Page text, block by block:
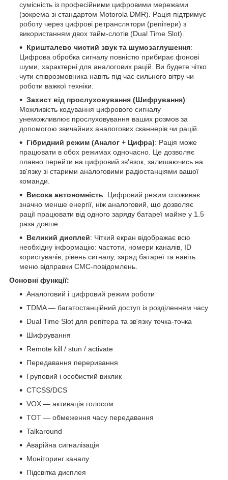
сумісність із професійними цифровими мережами
(зокрема зі стандартом Motorola DMR). Рація підтримує
роботу через цифрові ретранслятори (репітери) з
використанням двох тайм-слотів (Dual Time Slot).
Кришталево чистий звук та шумозаглушення:
Цифрова обробка сигналу повністю прибирає фонові
шуми, характерні для аналогових рацій. Ви будете чітко
чути співрозмовника навіть під час сильного вітру чи
роботи важкої техніки.
Захист від прослуховування (Шифрування):
Можливість кодування цифрового сигналу
унеможливлює прослуховування ваших розмов за
допомогою звичайних аналогових сканнерів чи рацій.
Гібридний режим (Аналог + Цифра): Рація може
працювати в обох режимах одночасно. Це дозволяє
плавно перейти на цифровий зв'язок, залишаючись на
зв'язку зі старими аналоговими радіостанціями вашої
команди.
Висока автономність: Цифровий режим споживає
значно менше енергії, ніж аналоговий, що дозволяє
рації працювати від одного заряду батареї майже у 1.5
раза довше.
Великий дисплей: Чіткий екран відображає всю
необхідну інформацію: частоти, номери каналів, ID
користувачів, рівень сигналу, заряд батареї та навіть
меню відправки СМС-повідомлень.
Основні функції:
Аналоговий і цифровий режим роботи
TDMA — багатостанційний доступ із розділенням часу
Dual Time Slot для репітера та зв'язку точка-точка
Шифрування
Remote kill / stun / activate
Передавання переривання
Груповий і особистий виклик
CTCSS/DCS
VOX — активація голосом
TOT — обмеження часу передавання
Talkaround
Аварійна сигналізація
Моніторинг каналу
Підсвітка дисплея